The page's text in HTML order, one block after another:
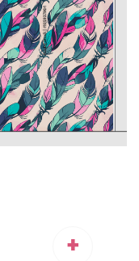
+